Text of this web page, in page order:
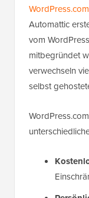
WordPress.com
Automattic
vom
mitbegründet
verwechseln
selbst